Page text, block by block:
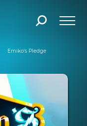
Emiko's Pledge